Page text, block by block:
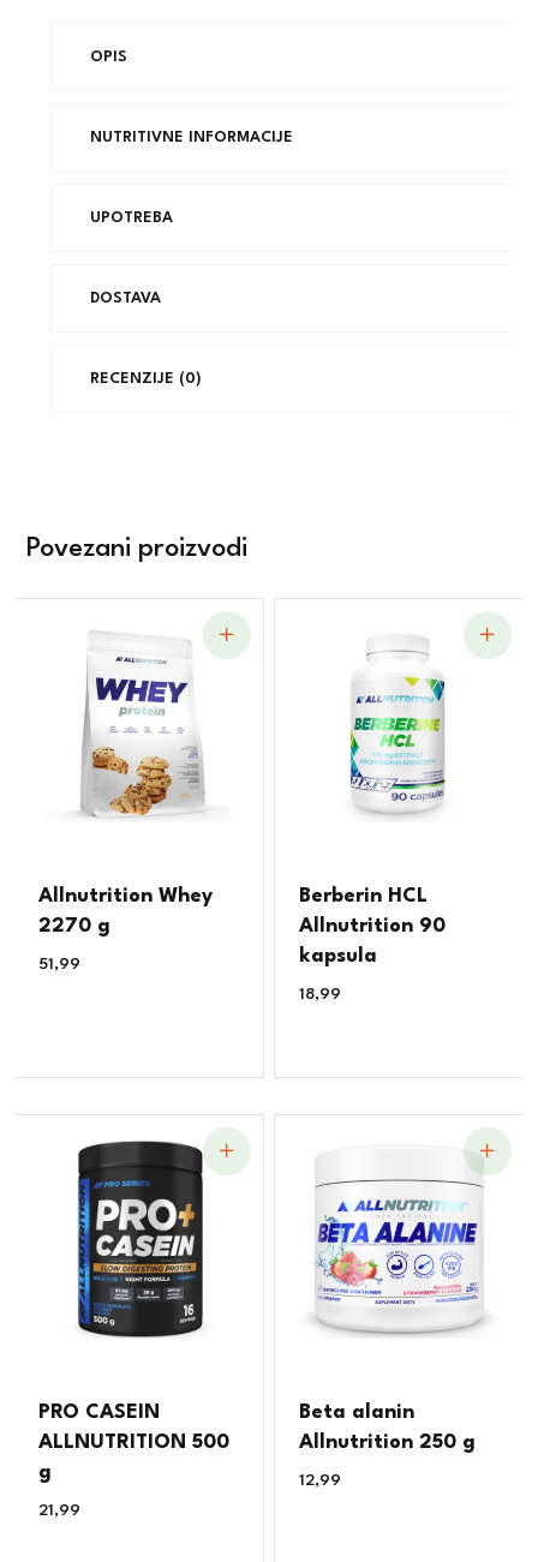
OPIS
NUTRITIVNE INFORMACIJE
UPOTREBA
DOSTAVA
RECENZIJE (0)
Povezani proizvodi
Allnutrition Whey
2270 g
51,99
Berberin HCL
Allnutrition 90
kapsula
18,99
PRO CASEIN
ALLNUTRITION 500
g
21,99
Beta alanin
Allnutrition 250 g
12,99